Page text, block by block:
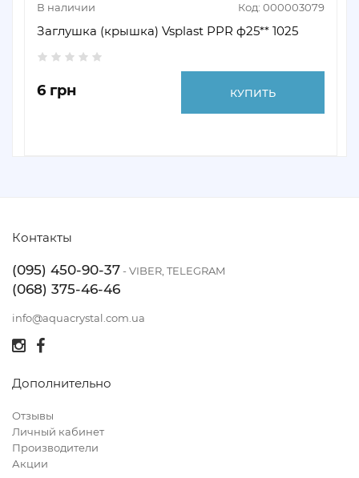
В наличии Код: 000003079
Заглушка (крышка) Vsplast PPR ф25** 1025
6 грн КУПИТЬ
Контакты
(095) 450-90-37- VIBER, TELEGRAM
(068) 375-46-46
info@aquacrystal.com.ua
Дополнительно
Отзывы
Личный кабинет
Производители
Акции